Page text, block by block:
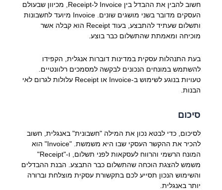
חשוב להבין את ההבדל בין Invoice ל-Receipt, מכיוון שבעולם
העסקים מדובר בשני מושגים שונים. Invoice מיועד לחשבונות
ותשלום שעתיד להתבצע, בעוד Receipt הוא קבלה אשר
מוכיחה ומאמתת שהתשלום כבר בוצע.
בעת התנהלות עסקית במדינות דוברות אנגלית, הקפידו
להשתמש במונחים הנכונים לבקשה למסמכים רלוונטיים.
טעויות בנוגע לשימוש ב-Invoice או Receipt עלולות לגרום לאי
הבנות.
סיכום
לסיכום, כדי לבטא נכון את המילה "חשבונית" באנגלית, חשוב
להכיר את ההקשר העסקי שבו היא משמשת. "Invoice" הוא
המונח הרשמי והרווח לעסקאות לפני תשלום, ו-"Receipt"
משמש להצגת הוכחה שהתשלום כבר התבצע. הבנת ההבדלים
והשימוש הנכון תסייע לכם בתקשורת עסקית מוצלחת וברורה
יותר באנגלית.